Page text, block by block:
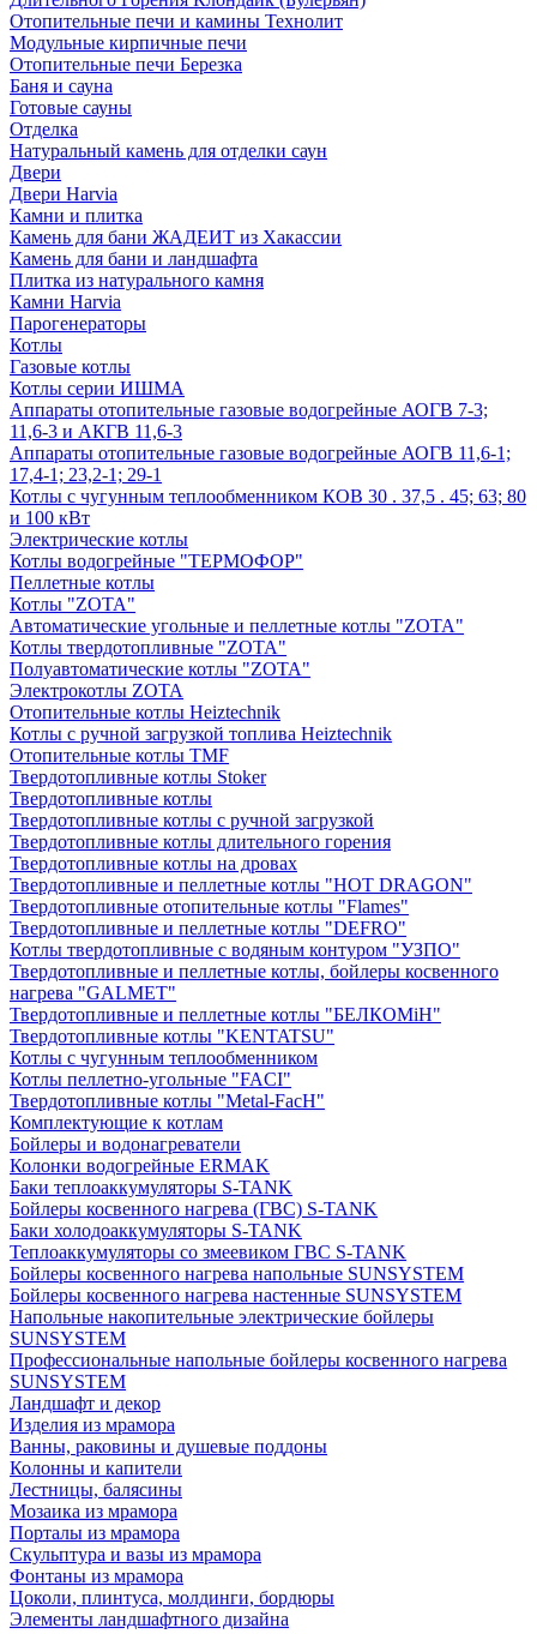
Отопительные печи и камины Технолит
Модульные кирпичные печи
Отопительные печи Березка
Баня и сауна
Готовые сауны
Отделка
Натуральный камень для отделки саун
Двери
Двери Harvia
Камни и плитка
Камень для бани ЖАДЕИТ из Хакассии
Камень для бани и ландшафта
Плитка из натурального камня
Камни Harvia
Парогенераторы
Котлы
Газовые котлы
Котлы серии ИШМА
Аппараты отопительные газовые водогрейные АОГВ 7-3;
11,6-3 и АКГВ 11,6-3
Аппараты отопительные газовые водогрейные АОГВ 11,6-1;
17,4-1; 23,2-1; 29-1
Котлы с чугунным теплообменником КОВ 30 . 37,5 . 45; 63; 80
и 100 кВт
Электрические котлы
Котлы водогрейные "ТЕРМОФОР"
Пеллетные котлы
Котлы "ZOTA"
Автоматические угольные и пеллетные котлы "ZOTA"
Котлы твердотопливные "ZOTA"
Полуавтоматические котлы "ZOTA"
Электрокотлы ZOTA
Отопительные котлы Heiztechnik
Котлы с ручной загрузкой топлива Heiztechnik
Отопительные котлы TMF
Твердотопливные котлы Stoker
Твердотопливные котлы
Твердотопливные котлы с ручной загрузкой
Твердотопливные котлы длительного горения
Твердотопливные котлы на дровах
Твердотопливные и пеллетные котлы "HOT DRAGON"
Твердотопливные отопительные котлы "Flames"
Твердотопливные и пеллетные котлы "DEFRO"
Котлы твердотопливные с водяным контуром "УЗПО"
Твердотопливные и пеллетные котлы, бойлеры косвенного
нагрева "GALMET"
Твердотопливные и пеллетные котлы "БЕЛКОМiН"
Твердотопливные котлы "KENTATSU"
Котлы с чугунным теплообменником
Котлы пеллетно-угольные "FACI"
Твердотопливные котлы "Metal-FacH"
Комплектующие к котлам
Бойлеры и водонагреватели
Колонки водогрейные ERMAK
Баки теплоаккумуляторы S-TANK
Бойлеры косвенного нагрева (ГВС) S-TANK
Баки холодоаккумуляторы S-TANK
Теплоаккумуляторы со змеевиком ГВС S-TANK
Бойлеры косвенного нагрева напольные SUNSYSTEM
Бойлеры косвенного нагрева настенные SUNSYSTEM
Напольные накопительные электрические бойлеры
SUNSYSTEM
Профессиональные напольные бойлеры косвенного нагрева
SUNSYSTEM
Ландшафт и декор
Изделия из мрамора
Ванны, раковины и душевые поддоны
Колонны и капители
Лестницы, балясины
Мозаика из мрамора
Порталы из мрамора
Скульптура и вазы из мрамора
Фонтаны из мрамора
Цоколи, плинтуса, молдинги, бордюры
Элементы ландшафтного дизайна